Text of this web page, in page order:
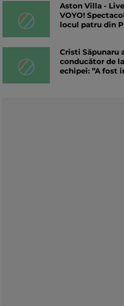
Aston Villa -
VOYO!
locul patru din
Cristi Săpunaru
conducător de
echipei: ”A fost